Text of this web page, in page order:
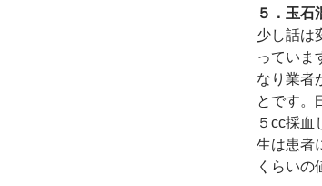
５．玉石
少し話は
っていま
なり業者
とです。
５cc採血
生は患者
くらいの